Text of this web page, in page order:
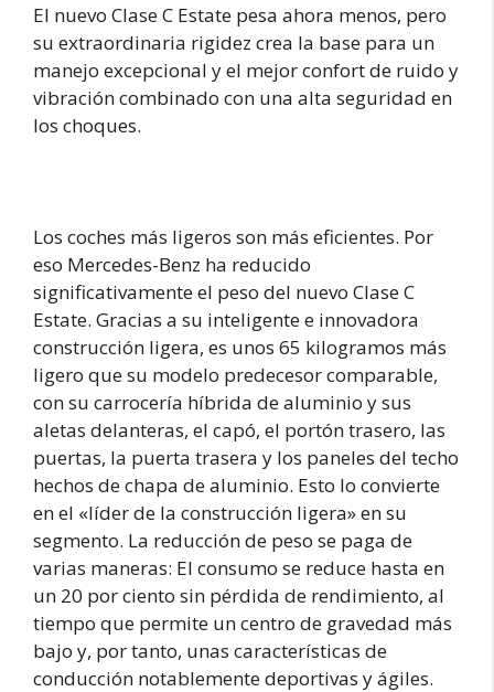
El nuevo Clase C Estate pesa ahora menos, pero
su extraordinaria rigidez crea la base para un
manejo excepcional y el mejor confort de ruido y
vibración combinado con una alta seguridad en
los choques.
Los coches más ligeros son más eficientes. Por
eso Mercedes-Benz ha reducido
significativamente el peso del nuevo Clase C
Estate. Gracias a su inteligente e innovadora
construcción ligera, es unos 65 kilogramos más
ligero que su modelo predecesor comparable,
con su carrocería híbrida de aluminio y sus
aletas delanteras, el capó, el portón trasero, las
puertas, la puerta trasera y los paneles del techo
hechos de chapa de aluminio. Esto lo convierte
en el «líder de la construcción ligera» en su
segmento. La reducción de peso se paga de
varias maneras: El consumo se reduce hasta en
un 20 por ciento sin pérdida de rendimiento, al
tiempo que permite un centro de gravedad más
bajo y, por tanto, unas características de
conducción notablemente deportivas y ágiles.